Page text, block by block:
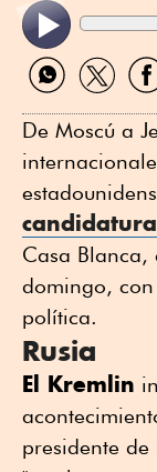
Compartir
por
Compartir
por
por
De Moscú a
candidatura
Casa Blanca,
domingo, con
política.
Rusia
El Kremlin
presidente de